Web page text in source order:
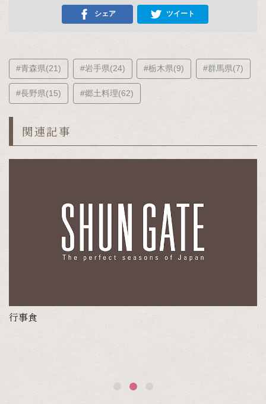
シェア ツイート
#青森県(21) #岩手県(24) #栃木県(9) #群馬県(7)
#長野県(15) #郷土料理(62)
関連記事
行事食